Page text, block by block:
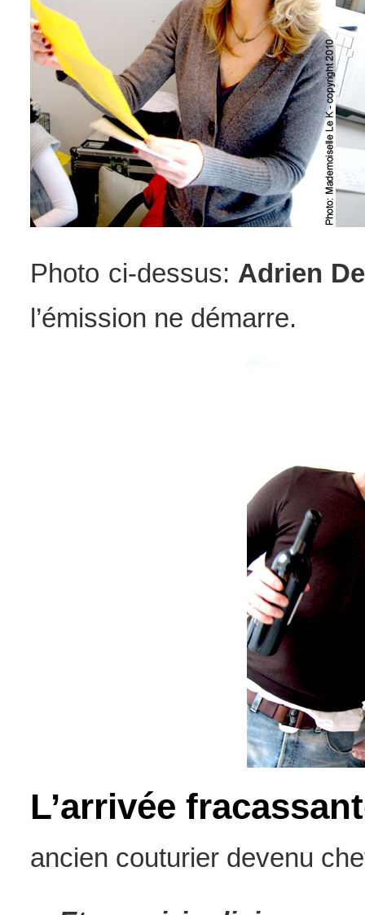
Photo ci-dessus: Adrien
l’émission ne démarre.
L’arrivée
ancien couturier devenu